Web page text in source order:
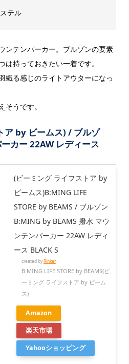
テル
ンテンパーカー。ブルゾンの要素
は持っておきたい一着です。
織る感じのライトアウターになっ
そうです。
ア by ビームス) / ブルゾ
カー 22AW レディース
(ビーミング ライフストア by
ビームス)B:MING LIFE
STORE by BEAMS / ブルゾン
B:MING by BEAMS 撥水 マウ
ンテンパーカー 22AW レディ
ース BLACK S
created byRinker
B MING LIFE STORE by BEAMS(ビ
ーミング ライフストア by ビーム
ス)
Amazon
楽天市場
Yahooショッピング